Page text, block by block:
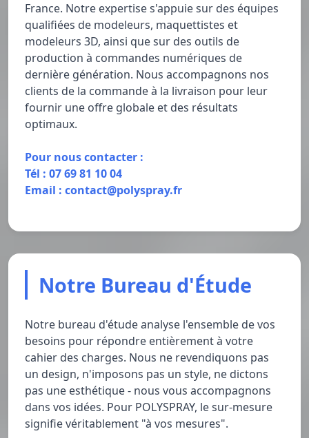
France. Notre expertise s'appuie sur des équipes
qualifiées de modeleurs, maquettistes et
modeleurs 3D, ainsi que sur des outils de
production à commandes numériques de
dernière génération. Nous accompagnons nos
clients de la commande à la livraison pour leur
fournir une offre globale et des résultats
optimaux.
Pour nous contacter :
Tél : 07 69 81 10 04
Email : contact@polyspray.fr
Notre Bureau d'Étude
Notre bureau d'étude analyse l'ensemble de vos
besoins pour répondre entièrement à votre
cahier des charges. Nous ne revendiquons pas
un design, n'imposons pas un style, ne dictons
pas une esthétique - nous vous accompagnons
dans vos idées. Pour POLYSPRAY, le sur-mesure
signifie véritablement "à vos mesures".